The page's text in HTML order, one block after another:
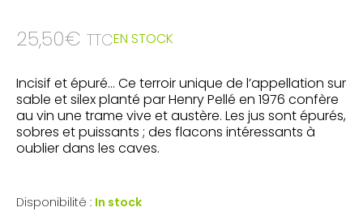
25,50€ TTCEN STOCK
Incisif et épuré… Ce terroir unique de l’appellation sur
sable et silex planté par Henry Pellé en 1976 confère
au vin une trame vive et austère. Les jus sont épurés,
sobres et puissants ; des flacons intéressants à
oublier dans les caves.
Disponibilité : In stock